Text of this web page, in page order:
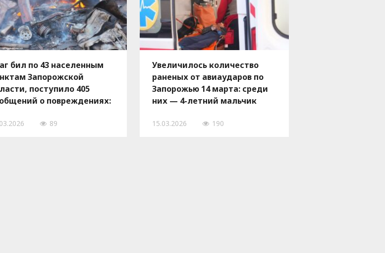
бил по 43 населенным
Запорожской
поступило 405
о повреждениях:
89
Увеличилось количество
раненых от авиаударов по
Запорожью 14 марта: среди
них — 4-летний мальчик
15.03.2026 190